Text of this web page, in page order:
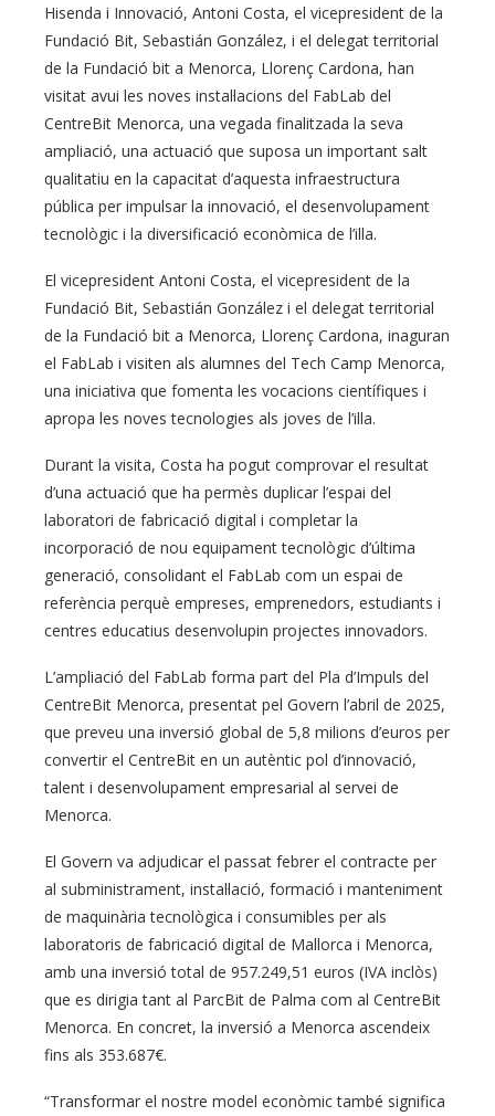
Hisenda i Innovació, Antoni Costa, el vicepresident de la
Fundació Bit, Sebastián González, i el delegat territorial
de la Fundació bit a Menorca, Llorenç Cardona, han
visitat avui les noves instal·lacions del FabLab del
CentreBit Menorca, una vegada finalitzada la seva
ampliació, una actuació que suposa un important salt
qualitatiu en la capacitat d’aquesta infraestructura
pública per impulsar la innovació, el desenvolupament
tecnològic i la diversificació econòmica de l’illa.
El vicepresident Antoni Costa, el vicepresident de la
Fundació Bit, Sebastián González i el delegat territorial
de la Fundació bit a Menorca, Llorenç Cardona, inaguran
el FabLab i visiten als alumnes del Tech Camp Menorca,
una iniciativa que fomenta les vocacions científiques i
apropa les noves tecnologies als joves de l’illa.
Durant la visita, Costa ha pogut comprovar el resultat
d’una actuació que ha permès duplicar l’espai del
laboratori de fabricació digital i completar la
incorporació de nou equipament tecnològic d’última
generació, consolidant el FabLab com un espai de
referència perquè empreses, emprenedors, estudiants i
centres educatius desenvolupin projectes innovadors.
L’ampliació del FabLab forma part del Pla d’Impuls del
CentreBit Menorca, presentat pel Govern l’abril de 2025,
que preveu una inversió global de 5,8 milions d’euros per
convertir el CentreBit en un autèntic pol d’innovació,
talent i desenvolupament empresarial al servei de
Menorca.
El Govern va adjudicar el passat febrer el contracte per
al subministrament, instal·lació, formació i manteniment
de maquinària tecnològica i consumibles per als
laboratoris de fabricació digital de Mallorca i Menorca,
amb una inversió total de 957.249,51 euros (IVA inclòs)
que es dirigia tant al ParcBit de Palma com al CentreBit
Menorca. En concret, la inversió a Menorca ascendeix
fins als 353.687€.
“Transformar el nostre model econòmic també significa